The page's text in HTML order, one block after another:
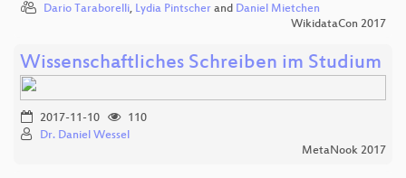
Dario Taraborelli, Lydia Pintscher and Daniel Mietchen
WikidataCon 2017
Wissenschaftliches Schreiben im Studium
2017-11-10
110
Dr. Daniel Wessel
MetaNook 2017